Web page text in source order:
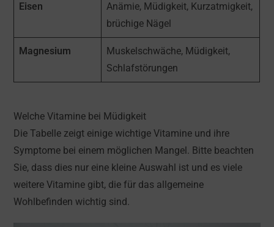
Eisen
Anämie, Müdigkeit, Kurzatmigkeit,
brüchige Nägel
Magnesium
Muskelschwäche, Müdigkeit,
Schlafstörungen
Welche Vitamine bei Müdigkeit
Die Tabelle zeigt einige wichtige Vitamine und ihre
Symptome bei einem möglichen Mangel. Bitte beachten
Sie, dass dies nur eine kleine Auswahl ist und es viele
weitere Vitamine gibt, die für das allgemeine
Wohlbefinden wichtig sind.